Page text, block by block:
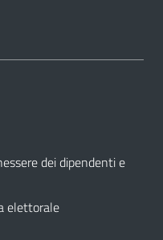
dei dipendenti e
elettorale